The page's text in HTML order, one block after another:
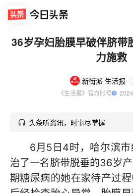
36岁孕妇胎膜早破伴脐带
力施救
新街派 生活报
《生活报》官方账号
头条听资讯，时事尽掌握
6月5日4时，哈尔滨
治了一名脐带脱垂的36岁
期糖尿病的她在家待产过